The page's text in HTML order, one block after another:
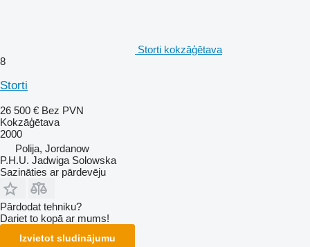
Storti kokzāģētava
8
Storti
26 500 € Bez PVN
Kokzāģētava
2000
Polija, Jordanow
P.H.U. Jadwiga Solowska
Sazināties ar pārdevēju
Pārdodat tehniku?
Dariet to kopā ar mums!
Izvietot sludinājumu